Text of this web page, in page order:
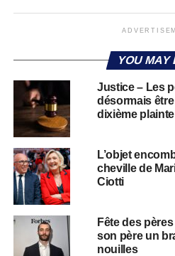
YOU MAY
Justice – Les
désormais
dixième plainte
L’objet
cheville de
Ciotti
Fête des
son père un
nouilles